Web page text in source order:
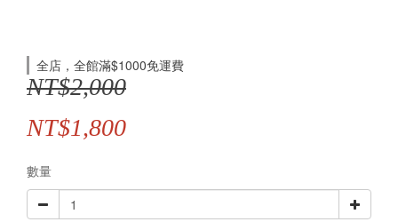
全店，全館滿$1000免運費
NT$2,000
NT$1,800
數量